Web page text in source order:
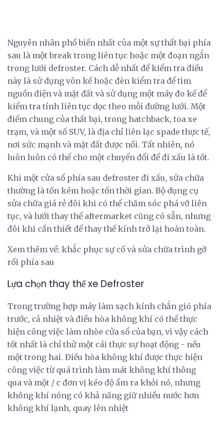
Nguyên nhân phổ biến nhất của một sự thất bại phía
sau là một break trong liên tục hoặc một đoạn ngắn
trong lưới defroster. Cách dễ nhất để kiểm tra điều
này là sử dụng vôn kế hoặc đèn kiểm tra để tìm
nguồn điện và mặt đất và sử dụng một máy đo kế để
kiểm tra tính liên tục dọc theo mỗi đường lưới. Một
điểm chung của thất bại, trong hatchback, toa xe
trạm, và một số SUV, là địa chỉ liên lạc spade thực tế,
nơi sức mạnh và mặt đất được nối. Tất nhiên, nó
luôn luôn có thể cho một chuyển đổi để đi xấu là tốt.
Khi một cửa sổ phía sau defroster đi xấu, sửa chữa
thường là tốn kém hoặc tốn thời gian. Bộ dụng cụ
sửa chữa giá rẻ đôi khi có thể chăm sóc phá vỡ liên
tục, và lưới thay thế aftermarket cũng có sẵn, nhưng
đôi khi cần thiết để thay thế kính trở lại hoàn toàn.
Xem thêm về: khắc phục sự cố và sửa chữa trình gỡ
rối phía sau
Lựa chọn thay thế xe Defroster
Trong trường hợp máy làm sạch kính chắn gió phía
trước, cả nhiệt và điều hòa không khí có thể thực
hiện công việc làm nhòe cửa sổ của bạn, vì vậy cách
tốt nhất là chỉ thử một cái thực sự hoạt động - nếu
một trong hai. Điều hòa không khí được thực hiện
công việc từ quá trình làm mát không khí thông
qua và một / c đơn vị kéo độ ẩm ra khỏi nó, nhưng
không khí nóng có khả năng giữ nhiều nước hơn
không khí lạnh, quay lên nhiệt